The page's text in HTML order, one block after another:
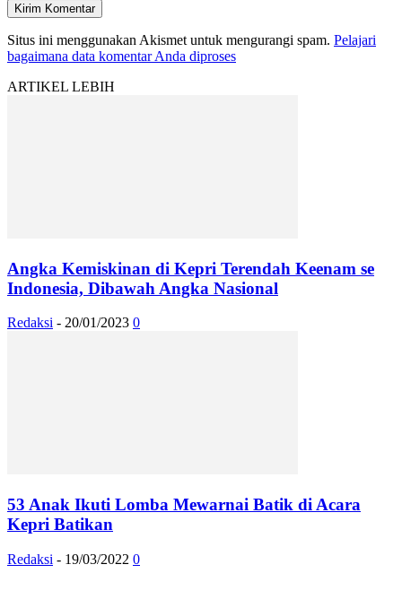
Situs ini menggunakan Akismet untuk mengurangi spam. Pelajari
bagaimana data komentar Anda diproses
ARTIKEL LEBIH
Angka Kemiskinan di Kepri Terendah Keenam se
Indonesia, Dibawah Angka Nasional
Redaksi - 20/01/2023 0
53 Anak Ikuti Lomba Mewarnai Batik di Acara
Kepri Batikan
Redaksi - 19/03/2022 0